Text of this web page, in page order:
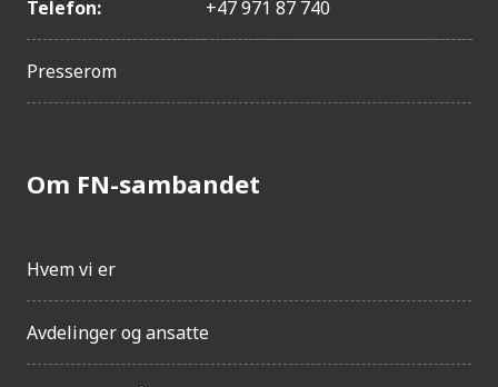
Telefon: +47 971 87 740
Presserom
Om FN-sambandet
Hvem vi er
Avdelinger og ansatte